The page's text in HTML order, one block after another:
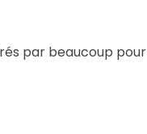
par beaucoup pour